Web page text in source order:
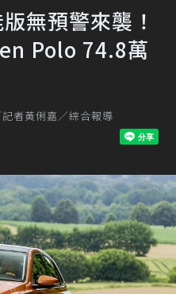
無預警來襲！
Polo 74.8萬
者黃俐嘉／綜合報導